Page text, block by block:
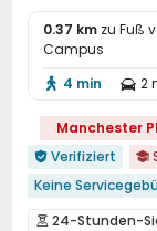


Terrasse 
0.37 km zu Fuß
Campus
 4 min  2
Manchester
 Verifiziert 
Keine
近亚洲超市 Nähe
 24-Stunden-